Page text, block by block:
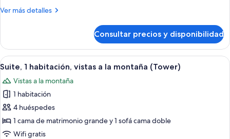
habitación,
la
montaña
Ver más detalles
Más
panorámica,
habitación,
a
la
montaña
Consultar precios y disponibilidad
Abrir
todas
las
fotos
de
Suite,
1
Una habitación de hotel con un
6
Suite, 1 habitación, vistas a la montaña (Tower)
Vistas a la montaña
1 habitación
4 huéspedes
1 cama de matrimonio grande y 1 sofá cama doble
Wifi gratis